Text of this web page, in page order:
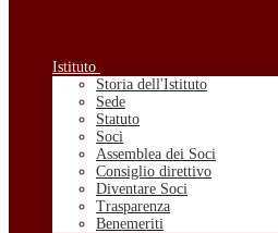
Istituto
Storia dell'Istituto
Sede
Statuto
Soci
Assemblea dei Soci
Consiglio direttivo
Diventare Soci
Trasparenza
Benemeriti